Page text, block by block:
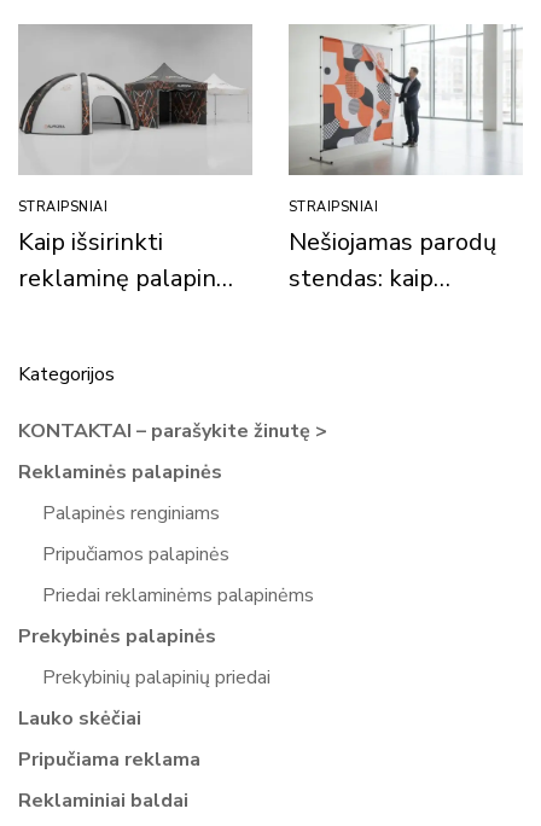
Kategorijos
KONTAKTAI – parašykite žinutę >
Reklaminės palapinės
Palapinės renginiams
Pripučiamos palapinės
Priedai reklaminėms palapinėms
Prekybinės palapinės
Prekybinių palapinių priedai
Lauko skėčiai
Pripučiama reklama
Reklaminiai baldai
STRAIPSNIAI
Kaip išsirinkti
reklaminę palapinę
2000 € ir daugiau)
STRAIPSNIAI
Nešiojamas parodų
stendas: kaip
prekės ženklą?